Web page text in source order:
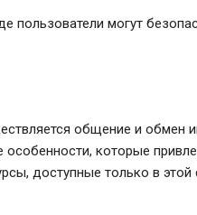
пользователи могут
общение и обмен
которые
доступные только в этой